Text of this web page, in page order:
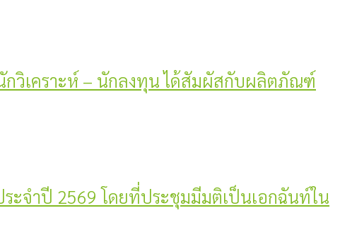
กวิเคราะห์ – นักลงทุน ได้สัมผัสกับผลิตภัณฑ์
ะจำปี 2569 โดยที่ประชุมมีมติเป็นเอกฉันท์ใน